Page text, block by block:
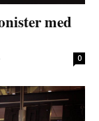
med
0